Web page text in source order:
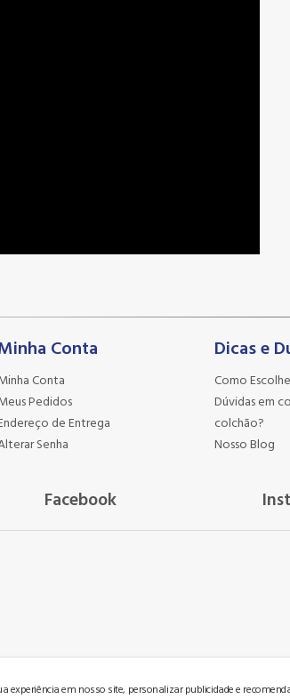
Conta
Conta
Pedidos
de Entrega
Senha
Dicas e
Como
Dúvidas em
colchão?
Nosso Blog
Facebook
Mais Colchoes Eireli - Colchoes Center - CNPJ: 33.167.132/0001-61 |
em nosso site, personalizar publicidade e